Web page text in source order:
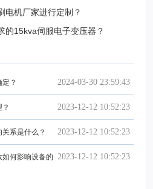
电机厂家进行定制？
的15kva伺服电子变压器？
2024-03-30 23:59:43
？
2023-12-12 10:52:23
2023-12-12 10:52:23
系是什么？
2023-12-12 10:52:23
何影响设备的